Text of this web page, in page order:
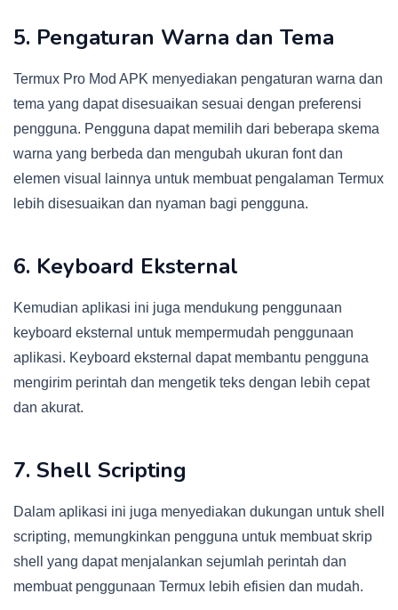
5. Pengaturan Warna dan Tema
Termux Pro Mod APK menyediakan pengaturan warna dan
tema yang dapat disesuaikan sesuai dengan preferensi
pengguna. Pengguna dapat memilih dari beberapa skema
warna yang berbeda dan mengubah ukuran font dan
elemen visual lainnya untuk membuat pengalaman Termux
lebih disesuaikan dan nyaman bagi pengguna.
6. Keyboard Eksternal
Kemudian aplikasi ini juga mendukung penggunaan
keyboard eksternal untuk mempermudah penggunaan
aplikasi. Keyboard eksternal dapat membantu pengguna
mengirim perintah dan mengetik teks dengan lebih cepat
dan akurat.
7. Shell Scripting
Dalam aplikasi ini juga menyediakan dukungan untuk shell
scripting, memungkinkan pengguna untuk membuat skrip
shell yang dapat menjalankan sejumlah perintah dan
membuat penggunaan Termux lebih efisien dan mudah.